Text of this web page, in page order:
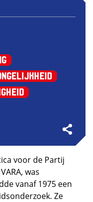
voor de Partij
was
vanaf 1975 een
Ze